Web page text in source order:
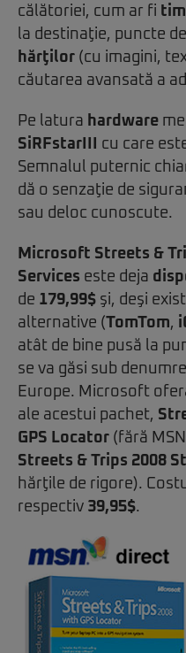
călătoriei, cum ar fi
la destinaţie, puncte
hărţilor (cu imagini,
căutarea avansată a
Pe latura hardware
SiRFstarIII cu care
Semnalul puternic
dă o senzaţie de
sau deloc cunoscute.
Microsoft Streets &
Services este deja
de 179,99$ şi, deşi
alternative (TomTom,
atât de bine pusă la
se va găsi sub
Europe. Microsoft
ale acestui pachet,
GPS Locator (fără
Streets & Trips 2008
hărţile de rigore).
respectiv 39,95$.